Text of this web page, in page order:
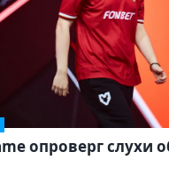
опроверг слухи